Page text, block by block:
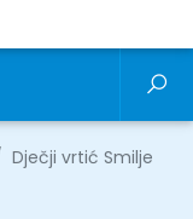
Dječji vrtić Smilje